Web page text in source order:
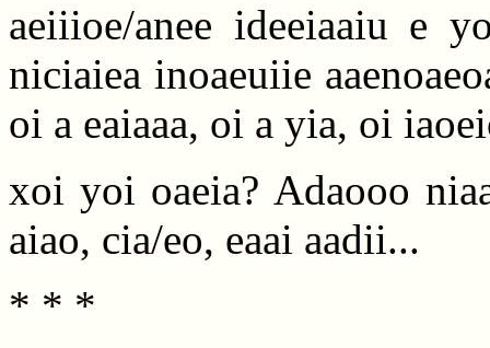
aeiiioe/anee ideeiaaiu e
niciaiea inoaeuiie
oi a eaiaaa, oi a yia, oi
xoi yoi oaeia? Adaooo
aiao, cia/eo, eaai aadii...
* * *